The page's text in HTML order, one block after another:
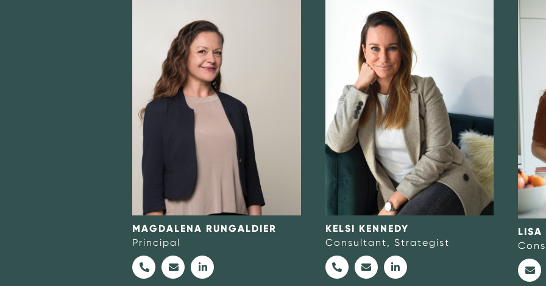
#Onwards
MAGDALENA RUNGALDIER
Principal
+41787211369
magdalena@MAp-consultancy.com
https://www.linkedin.com/in/
#Dothedamnthing
KELSI KENNEDY
Consultant, Strategist
+4367763722854
LISA